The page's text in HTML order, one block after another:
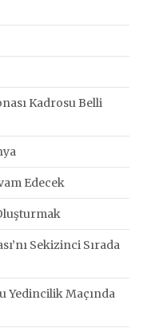
Kadrosu Belli
Edecek
Sekizinci Sırada
Yedincilik Maçında